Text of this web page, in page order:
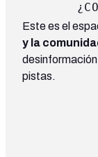
Este es el
y la
pistas.